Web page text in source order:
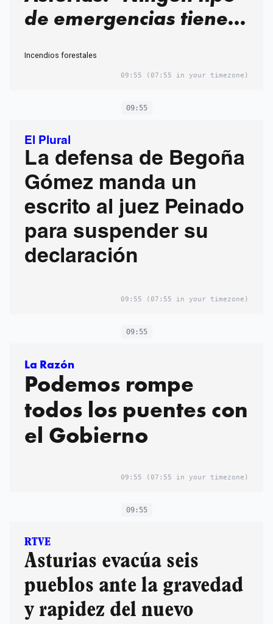
de emergencias tiene
Incendios forestales
09:55 (07:55 in your timezone)
09:55
El Plural
La defensa de Begoña
Gómez manda un
escrito al juez Peinado
para suspender su
declaración
09:55 (07:55 in your timezone)
09:55
La Razón
Podemos rompe
todos los puentes con
el Gobierno
09:55 (07:55 in your timezone)
09:55
RTVE
Asturias evacúa seis
pueblos ante la gravedad
y rapidez del nuevo